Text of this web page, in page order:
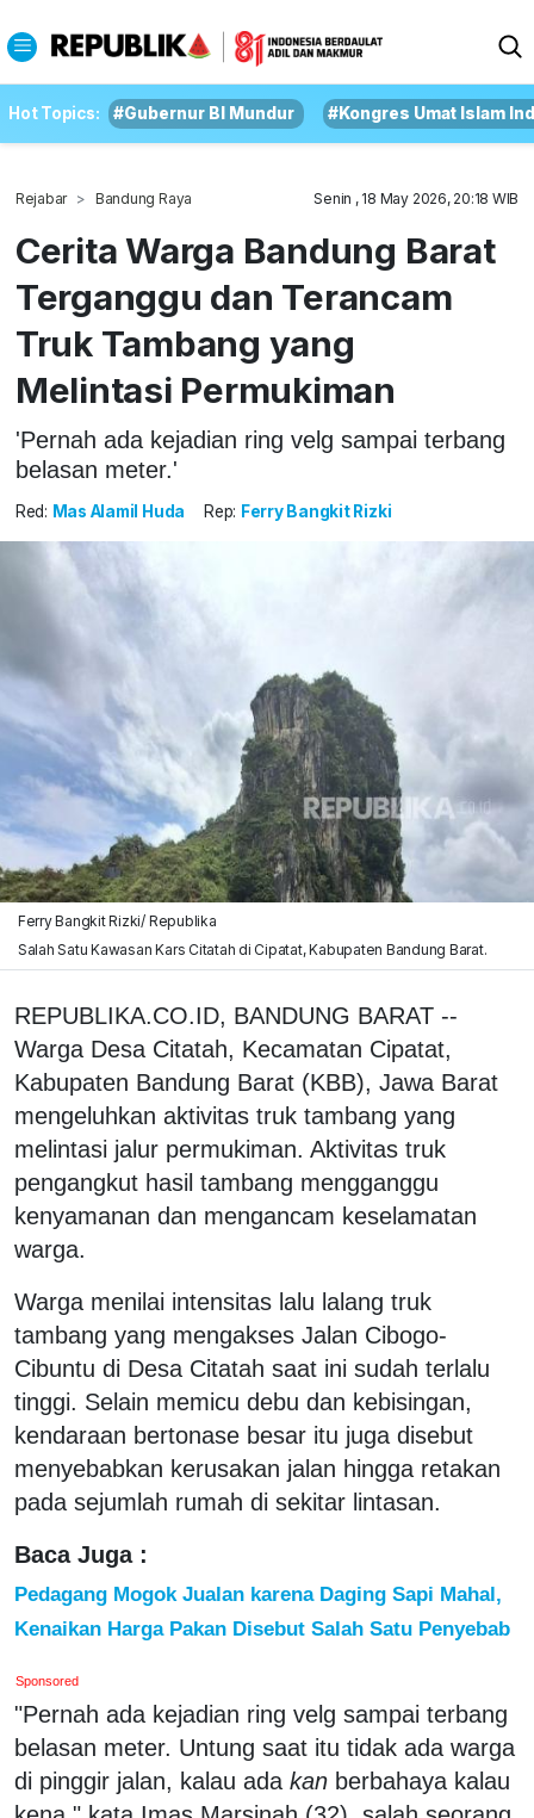
Hot Topics: #Gubernur BI Mundur #Kongres Umat Islam
Rejabar Bandung Raya Senin , 18 May 2026, 20:18 WIB
Cerita Warga Bandung Barat
Terganggu dan Terancam
Truk Tambang yang
Melintasi Permukiman
'Pernah ada kejadian ring velg sampai terbang
belasan meter.'
Red: Mas Alamil Huda Rep: Ferry Bangkit Rizki
Ferry Bangkit Rizki/ Republika
Salah Satu Kawasan Kars Citatah di Cipatat, Kabupaten Bandung Barat.
REPUBLIKA.CO.ID, BANDUNG BARAT --
Warga Desa Citatah, Kecamatan Cipatat,
Kabupaten Bandung Barat (KBB), Jawa Barat
mengeluhkan aktivitas truk tambang yang
melintasi jalur permukiman. Aktivitas truk
pengangkut hasil tambang mengganggu
kenyamanan dan mengancam keselamatan
warga.
Warga menilai intensitas lalu lalang truk
tambang yang mengakses Jalan Cibogo-
Cibuntu di Desa Citatah saat ini sudah terlalu
tinggi. Selain memicu debu dan kebisingan,
kendaraan bertonase besar itu juga disebut
menyebabkan kerusakan jalan hingga retakan
pada sejumlah rumah di sekitar lintasan.
Baca Juga :
Pedagang Mogok Jualan karena Daging Sapi Mahal,
Kenaikan Harga Pakan Disebut Salah Satu Penyebab
Sponsored
"Pernah ada kejadian ring velg sampai terbang
belasan meter. Untung saat itu tidak ada warga
di pinggir jalan, kalau ada kan berbahaya kalau